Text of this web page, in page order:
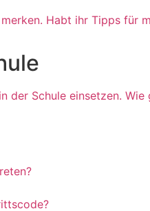
Habt ihr Tipps für
der Schule einsetzen.